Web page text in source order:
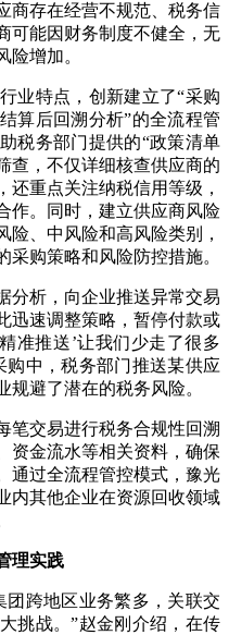
商存在经营不规范、税务信
可能因财务制度不健全，无
险增加。
特点，创新建立了“采购
算后回溯分析”的全流程管
税务部门提供的“政策清单
查，不仅详细核查供应商的
重点关注纳税信用等级，
作。同时，建立供应商风险
、中风险和高风险类别，
购策略和风险防控措施。
析，向企业推送异常交易
迅速调整策略，暂停付款或
准推送’让我们少走了很多
购中，税务部门推送某供应
避了潜在的税务风险。
交易进行税务合规性回溯
资金流水等相关资料，确保
通过全流程管控模式，豫光
内其他企业在资源回收领域
理实践
跨地区业务繁多，关联交
挑战。”赵金刚介绍，在传